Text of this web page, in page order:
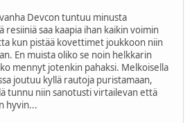
Devcon tuntuu minusta
resiiniä saa kaapia ihan kaikin voimin
kun pistää kovettimet joukkoon niin
En muista oliko se noin helkkarin
mennyt jotenkin pahaksi. Melkoisella
joutuu kyllä rautoja puristamaan,
tunnu niin sanotusti virtailevan että
hyvin...